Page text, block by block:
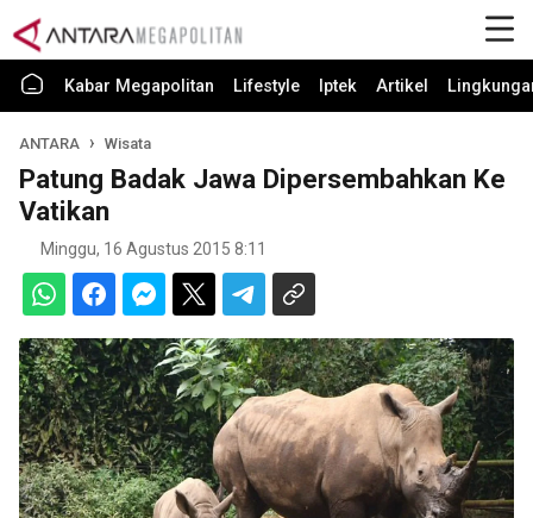
Kabar Megapolitan Lifestyle Iptek Artikel
ANTARA Wisata
Patung Badak Jawa Dipersembahkan Ke
Vatikan
Minggu, 16 Agustus 2015 8:11